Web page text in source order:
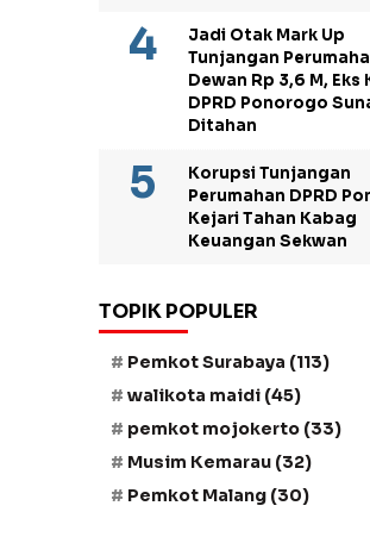
Jadi Otak Mark Up
Tunjangan
Dewan Rp 3,6 M, Eks
DPRD Ponorogo
Ditahan
Korupsi Tunjangan
Perumahan DPRD
Kejari Tahan Kabag
Keuangan Sekwan
TOPIK POPULER
Pemkot Surabaya (113)
walikota maidi (45)
pemkot mojokerto (33)
Musim Kemarau (32)
Pemkot Malang (30)